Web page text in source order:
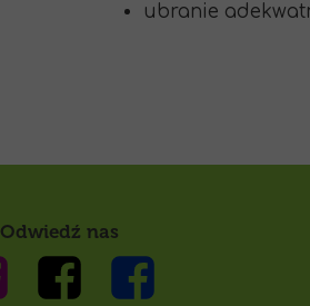
Odwiedź nas
ubranie